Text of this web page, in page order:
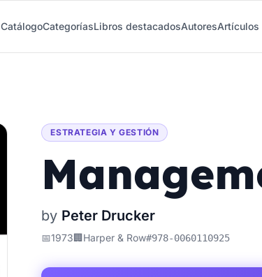
CatálogoCategoríasLibros destacadosAutoresArtículos
ESTRATEGIA Y GESTIÓN
by Peter Drucker
📅1973🏢Harper & Row#978-0060110925